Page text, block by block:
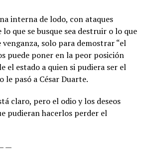
interna de lodo, con ataques
lo que se busque sea destruir o lo que
venganza, solo para demostrar “el
puede poner en la peor posición
el estado a quien si pudiera ser el
le pasó a César Duarte.
claro, pero el odio y los deseos
pudieran hacerlos perder el
—